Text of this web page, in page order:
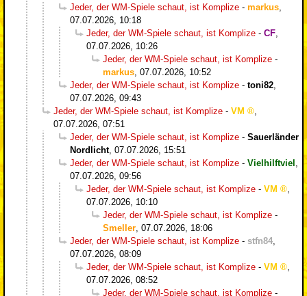
Jeder, der WM-Spiele schaut, ist Komplize - markus
07.07.2026, 10:18
Jeder, der WM-Spiele schaut, ist Komplize - CF
07.07.2026, 10:26
Jeder, der WM-Spiele schaut, ist Komplize -
markus 07.07.2026, 10:52
Jeder, der WM-Spiele schaut, ist Komplize - toni82
07.07.2026, 09:43
Jeder, der WM-Spiele schaut, ist Komplize - VM
07.07.2026, 07:51
Jeder, der WM-Spiele schaut, ist Komplize - Sauerländer
Nordlicht, 07.07.2026, 15:51
Jeder, der WM-Spiele schaut, ist Komplize - Vielhilftviel
07.07.2026, 09:56
Jeder, der WM-Spiele schaut, ist Komplize - VM
07.07.2026, 10:10
Jeder, der WM-Spiele schaut, ist Komplize -
Smeller 07.07.2026, 18:06
Jeder, der WM-Spiele schaut, ist Komplize - stfn84
07.07.2026, 08:09
Jeder, der WM-Spiele schaut, ist Komplize - VM
07.07.2026, 08:52
Jeder, der WM-Spiele schaut, ist Komplize -